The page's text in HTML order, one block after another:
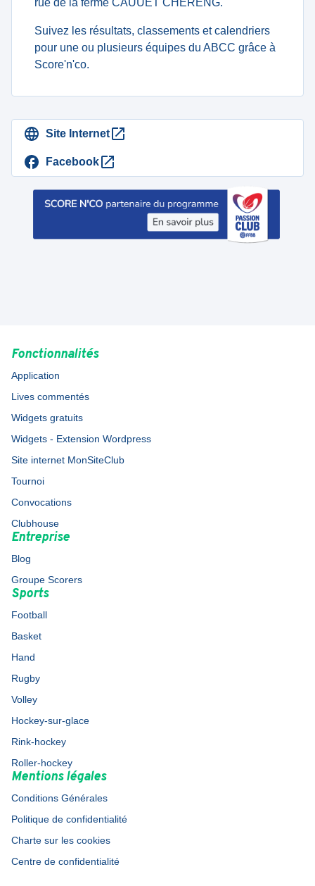
rue de la ferme CAUUET CHERENG.
Suivez les résultats, classements et calendriers
pour une ou plusieurs équipes du ABCC grâce à
Score'n'co.
Site Internet
Facebook
Fonctionnalités
Application
Lives commentés
Widgets gratuits
Widgets - Extension Wordpress
Site internet MonSiteClub
Tournoi
Convocations
Clubhouse
Entreprise
Blog
Groupe Scorers
Sports
Football
Basket
Hand
Rugby
Volley
Hockey-sur-glace
Rink-hockey
Roller-hockey
Mentions légales
Conditions Générales
Politique de confidentialité
Charte sur les cookies
Centre de confidentialité